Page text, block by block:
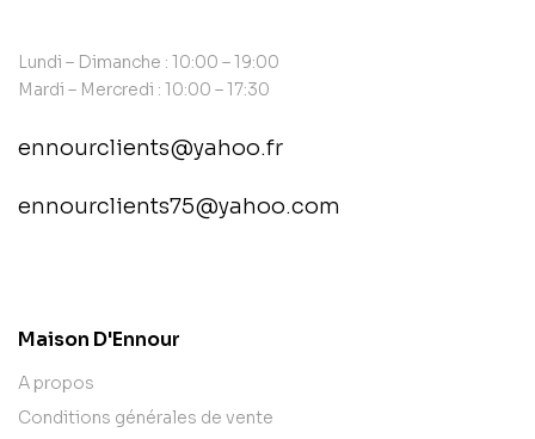
Lundi – Dimanche : 10:00 – 19:00
Mardi – Mercredi : 10:00 – 17:30
ennourclients@yahoo.fr
ennourclients75@yahoo.com
Maison D'Ennour
A propos
Conditions générales de vente